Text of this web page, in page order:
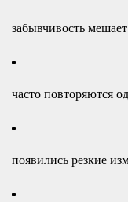
забывчивость
часто повторяются
появились резкие